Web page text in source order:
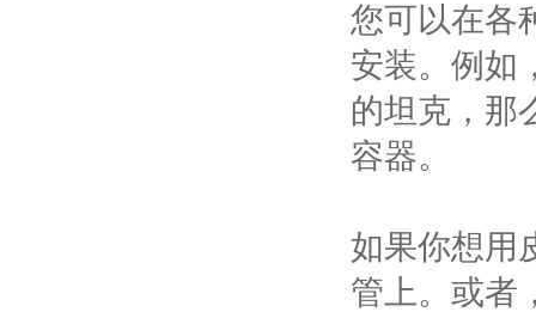
您可以在各
安装。例如
的坦克，那
容器。
如果你想用
管上。或者